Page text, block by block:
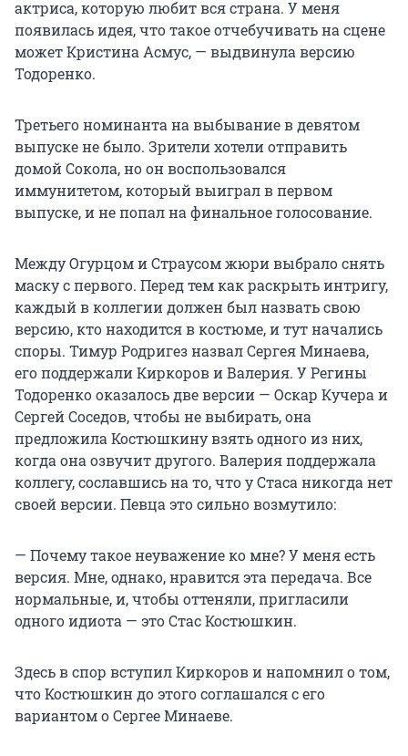
актриса, которую любит вся страна. У меня
появилась идея, что такое отчебучивать на сцене
может Кристина Асмус, — выдвинула версию
Тодоренко.
Третьего номинанта на выбывание в девятом
выпуске не было. Зрители хотели отправить
домой Сокола, но он воспользовался
иммунитетом, который выиграл в первом
выпуске, и не попал на финальное голосование.
Между Огурцом и Страусом жюри выбрало снять
маску с первого. Перед тем как раскрыть интригу,
каждый в коллегии должен был назвать свою
версию, кто находится в костюме, и тут начались
споры. Тимур Родригез назвал Сергея Минаева,
его поддержали Киркоров и Валерия. У Регины
Тодоренко оказалось две версии — Оскар Кучера и
Сергей Соседов, чтобы не выбирать, она
предложила Костюшкину взять одного из них,
когда она озвучит другого. Валерия поддержала
коллегу, сославшись на то, что у Стаса никогда нет
своей версии. Певца это сильно возмутило:
— Почему такое неуважение ко мне? У меня есть
версия. Мне, однако, нравится эта передача. Все
нормальные, и, чтобы оттеняли, пригласили
одного идиота — это Стас Костюшкин.
Здесь в спор вступил Киркоров и напомнил о том,
что Костюшкин до этого соглашался с его
вариантом о Сергее Минаеве.